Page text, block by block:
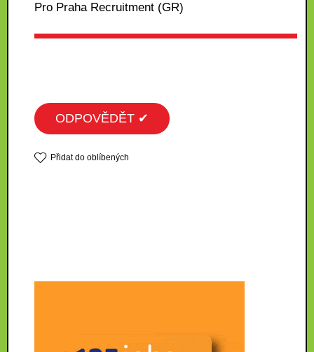
Pro Praha Recruitment (GR)
ODPOVĚDĚT ✔
Přidat do oblíbených